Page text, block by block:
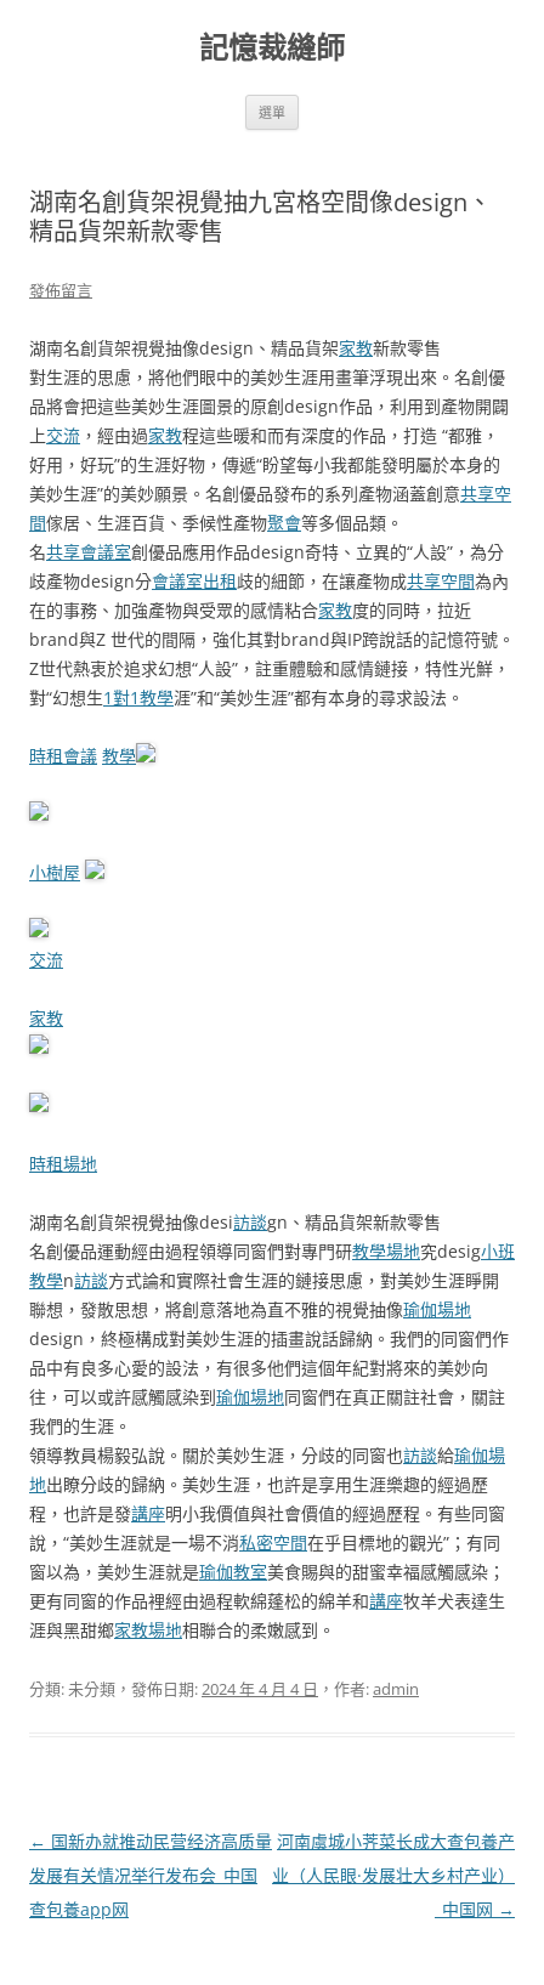
記憶裁縫師
選單
湖南名創貨架視覺抽九宮格空間像design、
精品貨架新款零售
發佈留言
湖南名創貨架視覺抽像design、精品貨架家教新款零售
對生涯的思慮，將他們眼中的美妙生涯用畫筆浮現出來。名創優
品將會把這些美妙生涯圖景的原創design作品，利用到產物開闢
上交流 ，經由過家教程這些暖和而有深度的作品，打造 “都雅，
好用，好玩”的生涯好物，傳遞“盼望每小我都能發明屬於本身的
美妙生涯”的美妙願景。名創優品發布的系列產物涵蓋創意共享空
間傢居、生涯百貨、季候性產物聚會等多個品類。
名共享會議室創優品應用作品design奇特、立異的“人設”，為分
歧產物design分會議室出租歧的細節，在讓產物成共享空間為內
在的事務、加強產物與受眾的感情粘合家教度的同時，拉近
brand與Z 世代的間隔，強化其對brand與IP跨說話的記憶符號。
Z世代熱衷於追求幻想“人設”，註重體驗和感情鏈接，特性光鮮，
對“幻想生1對1教學涯”和“美妙生涯”都有本身的尋求設法。
時租會議 教學
小樹屋
交流
家教
時租場地
湖南名創貨架視覺抽像desi訪談gn、精品貨架新款零售
名創優品運動經由過程領導同窗們對專門研教學場地究desig小班
教學n訪談方式論和實際社會生涯的鏈接思慮，對美妙生涯睜開
聯想，發散思想，將創意落地為直不雅的視覺抽像瑜伽場地
design，終極構成對美妙生涯的插畫說話歸納。我們的同窗們作
品中有良多心愛的設法，有很多他們這個年紀對將來的美妙向
往，可以或許感觸感染到瑜伽場地同窗們在真正關註社會，關註
我們的生涯。
領導教員楊毅弘說。關於美妙生涯，分歧的同窗也訪談給瑜伽場
地出瞭分歧的歸納。美妙生涯，也許是享用生涯樂趣的經過歷
程，也許是發講座明小我價值與社會價值的經過歷程。有些同窗
說，“美妙生涯就是一場不消私密空間在乎目標地的觀光”；有同
窗以為，美妙生涯就是瑜伽教室美食賜與的甜蜜幸福感觸感染；
更有同窗的作品裡經由過程軟綿蓬松的綿羊和講座牧羊犬表達生
涯與黑甜鄉家教場地相聯合的柔嫩感到。
分類: 未分類，發佈日期:2024 年 4 月 4 日 ，作者:admin
文
章
導
← 国新办就推动民营经济高质量
发展有关情况举行发布会_中国
查包養app网
河南虞城小荠菜长成大查包養产
业（人民眼·发展壮大乡村产业）
_中国网 →